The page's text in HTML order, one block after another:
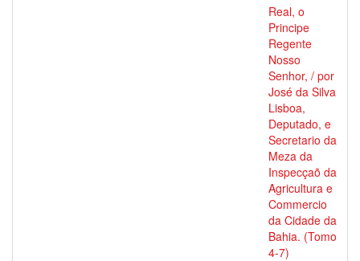
Real, o
Principe
Regente
Nosso
Senhor, / por
José da Silva
Lisboa,
Deputado, e
Secretario da
Meza da
Inspecçaõ da
Agricultura e
Commercio
da Cidade da
Bahia. (Tomo
4-7)